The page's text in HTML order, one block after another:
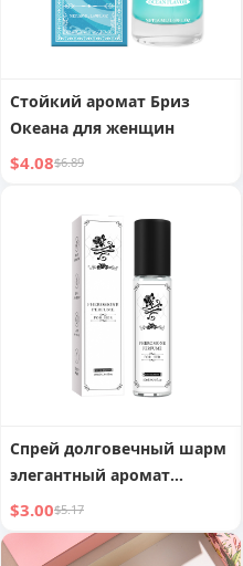
Стойкий аромат Бриз
Океана для женщин
$4.08$6.89
Спрей долговечный шарм
элегантный аромат
феромон женские духи
$3.00$5.17